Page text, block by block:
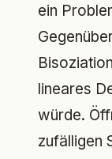
ein
lineares
würde.
zufälligen